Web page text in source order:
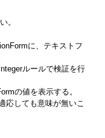
。
に、テキストフ
ルールで検証を行
の値を表示する。
応しても意味が無いこ